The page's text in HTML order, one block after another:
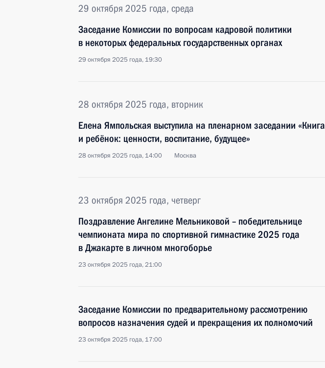
29 октября 2025 года, среда
Заседание Комиссии по вопросам кадровой политики
в некоторых федеральных государственных органах
29 октября 2025 года, 19:30
28 октября 2025 года, вторник
Елена Ямпольская выступила на пленарном заседании «Книга
и ребёнок: ценности, воспитание, будущее»
28 октября 2025 года, 14:00 Москва
23 октября 2025 года, четверг
Поздравление Ангелине Мельниковой – победительнице
чемпионата мира по спортивной гимнастике 2025 года
в Джакарте в личном многоборье
23 октября 2025 года, 21:00
Заседание Комиссии по предварительному рассмотрению
вопросов назначения судей и прекращения их полномочий
23 октября 2025 года, 17:00